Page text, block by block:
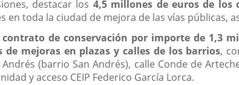
destacar los 4,5 millones de euros de los
en toda la ciudad de mejora de las vías públicas,
contrato de conservación por importe de 1,3
de mejoras en plazas y calles de los barrios,
(barrio San Andrés), calle Conde de
y acceso CEIP Federico García Lorca.